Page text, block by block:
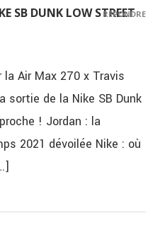
SB DUNK LOW STREET
Air Max 270 x Travis
sortie de la Nike SB Dunk
! Jordan : la
2021 dévoilée Nike : où
RÉPONDRE